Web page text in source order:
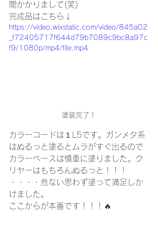
間かかりまして(笑)
完成品はこちら↓
https://video.wixstatic.com/video/845a02
_f72405717f644d79b7089c9bc8a97c
f9/1080p/mp4/file.mp4
塗装完了！
カラーコードは１L5です。ガンメタ系
はぬるっと塗るとムラがすぐ出るので
カラーベースは慎重に塗りました。ク
リヤーはもちろんぬるっと！！！
・・・・危ない思わず塗って満足しか
けました。
ここからが本番です！！！🔥